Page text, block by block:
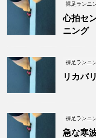
裸足ランニ
心拍セ
ニング
裸足ランニ
リカバ
裸足ランニ
急な寒